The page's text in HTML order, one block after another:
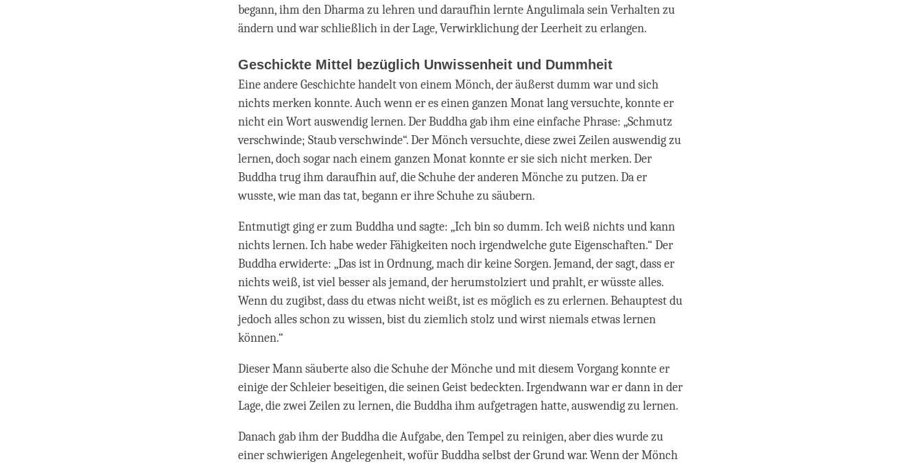
begann, ihm den Dharma zu lehren und daraufhin lernte Angulimala sein Verhalten zu
ändern und war schließlich in der Lage, Verwirklichung der Leerheit zu erlangen.
Geschickte Mittel bezüglich Unwissenheit und Dummheit
Eine andere Geschichte handelt von einem Mönch, der äußerst dumm war und sich
nichts merken konnte. Auch wenn er es einen ganzen Monat lang versuchte, konnte er
nicht ein Wort auswendig lernen. Der Buddha gab ihm eine einfache Phrase: „Schmutz
verschwinde; Staub verschwinde“. Der Mönch versuchte, diese zwei Zeilen auswendig zu
lernen, doch sogar nach einem ganzen Monat konnte er sie sich nicht merken. Der
Buddha trug ihm daraufhin auf, die Schuhe der anderen Mönche zu putzen. Da er
wusste, wie man das tat, begann er ihre Schuhe zu säubern.
Entmutigt ging er zum Buddha und sagte: „Ich bin so dumm. Ich weiß nichts und kann
nichts lernen. Ich habe weder Fähigkeiten noch irgendwelche gute Eigenschaften.“ Der
Buddha erwiderte: „Das ist in Ordnung, mach dir keine Sorgen. Jemand, der sagt, dass er
nichts weiß, ist viel besser als jemand, der herumstolziert und prahlt, er wüsste alles.
Wenn du zugibst, dass du etwas nicht weißt, ist es möglich es zu erlernen. Behauptest du
jedoch alles schon zu wissen, bist du ziemlich stolz und wirst niemals etwas lernen
können.“
Dieser Mann säuberte also die Schuhe der Mönche und mit diesem Vorgang konnte er
einige der Schleier beseitigen, die seinen Geist bedeckten. Irgendwann war er dann in der
Lage, die zwei Zeilen zu lernen, die Buddha ihm aufgetragen hatte, auswendig zu lernen.
Danach gab ihm der Buddha die Aufgabe, den Tempel zu reinigen, aber dies wurde zu
einer schwierigen Angelegenheit, wofür Buddha selbst der Grund war. Wenn der Mönch